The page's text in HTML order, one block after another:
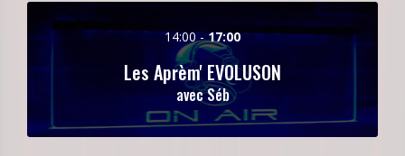
14:00 -17:00
Les Aprèm' EVOLUSON
avec Séb